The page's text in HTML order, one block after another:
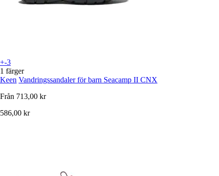
+-3
1 färger
Keen Vandringssandaler för barn Seacamp II CNX
Från 713,00 kr
586,00 kr